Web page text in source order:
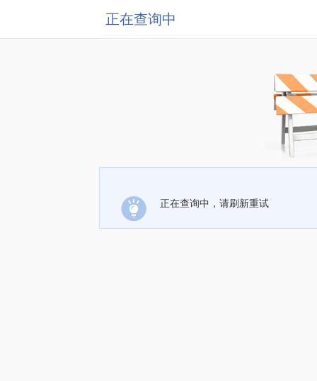
正在查询中
正在查询中，请刷新重试